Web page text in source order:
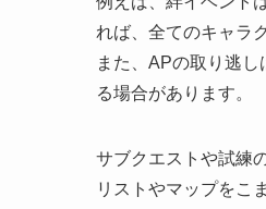
れば、全てのキャラ
また、APの取り逃
る場合があります。
サブクエストや試練
リストやマップをこ